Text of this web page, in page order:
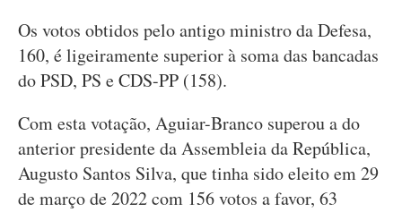
Os votos obtidos pelo antigo ministro da Defesa,
160, é ligeiramente superior à soma das bancadas
do PSD, PS e CDS-PP (158).
Com esta votação, Aguiar-Branco superou a do
anterior presidente da Assembleia da República,
Augusto Santos Silva, que tinha sido eleito em 29
de março de 2022 com 156 votos a favor, 63